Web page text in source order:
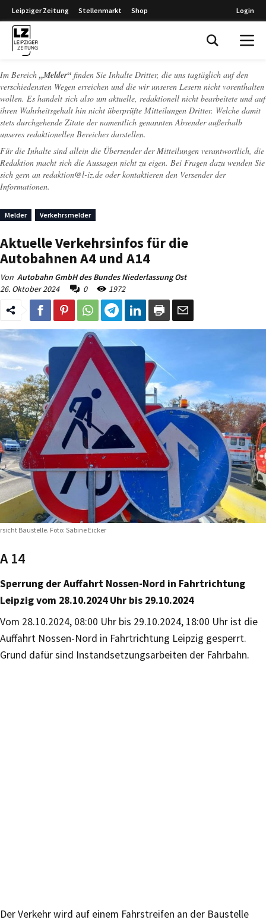
Leipziger Zeitung Stellenmarkt Shop Login
Im Bereich „Melder“ finden Sie Inhalte Dritter, die uns tagtäglich auf den
verschiedensten Wegen erreichen und die wir unseren Lesern nicht vorenthalten
wollen. Es handelt sich also um aktuelle, redaktionell nicht bearbeitete und auf
ihren Wahrheitsgehalt hin nicht überprüfte Mitteilungen Dritter. Welche damit
stets durchgehende Zitate der namentlich genannten Absender außerhalb
unseres redaktionellen Bereiches darstellen.
Für die Inhalte sind allein die Übersender der Mitteilungen verantwortlich, die
Redaktion macht sich die Aussagen nicht zu eigen. Bei Fragen dazu wenden Sie
sich gern an redaktion@l-iz.de oder kontaktieren den Versender der
Informationen.
Melder Verkehrsmelder
Aktuelle Verkehrsinfos für die
Autobahnen A4 und A14
Von Autobahn GmbH des Bundes Niederlassung Ost
26. Oktober 2024
0 1972
Baustelle. Foto: Sabine Eicker
A 14
Sperrung der Auffahrt Nossen-Nord in Fahrtrichtung
Leipzig vom 28.10.2024 Uhr bis 29.10.2024
Vom 28.10.2024, 08:00 Uhr bis 29.10.2024, 18:00 Uhr ist die
Auffahrt Nossen-Nord in Fahrtrichtung Leipzig gesperrt.
Grund dafür sind Instandsetzungsarbeiten der Fahrbahn.
Der Verkehr wird auf einem Fahrstreifen an der Baustelle